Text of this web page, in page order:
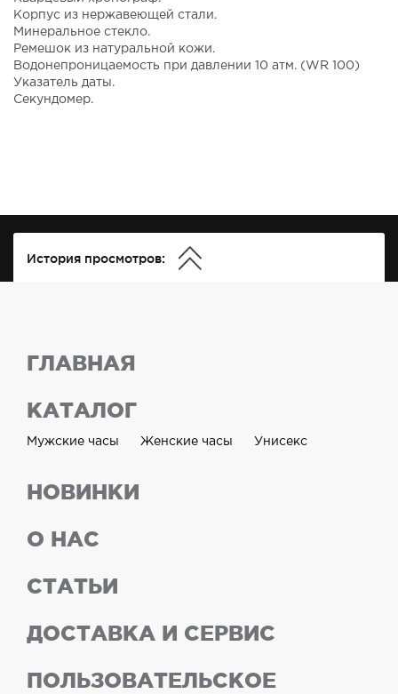
Корпус из нержавеющей стали.
Минеральное стекло.
Ремешок из натуральной кожи.
Водонепроницаемость при давлении 10 атм. (WR 100)
Указатель даты.
Секундомер.
История просмотров:
ГЛАВНАЯ
КАТАЛОГ
Мужские часы Женские часы Унисекс
НОВИНКИ
О НАС
СТАТЬИ
ДОСТАВКА И СЕРВИС
ПОЛЬЗОВАТЕЛЬСКОЕ